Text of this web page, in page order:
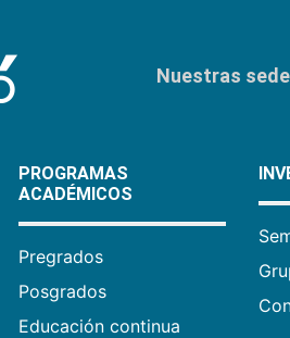
Nuestras
PROGRAMAS
ACADÉMICOS
Pregrados
Posgrados
Educación continua